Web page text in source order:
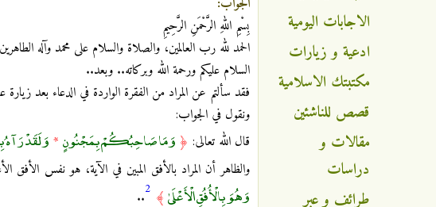
بِسْمِ اللهِ الرَّحْمَنِ الرَّحِيمِ
الحمد لله رب العالمين، والصلاة والسلام على محمد وآله
السلام عليكم ورحمة الله وبركاته.. وبعد..
فقد سألتم عن المراد من الفقرة الواردة في الدعاء بعد زيارة
ونقول في الجواب:
قال الله تعالى: ﴿ وَمَا صَاحِبُكُمْ بِمَجْنُونٍ * وَلَقَدْ رَآهُ
والظاهر أن المراد بالأفق المبين في الآية، هو نفس الأفق
وَهُوَ بِالْأُفُقِ الْأَعْلَىٰ ﴾ 2
..
الاجابات اليومية
ادعية و زيارات
مكتبتك الاسلامية
قصص للناشئين
مقالات و
دراسات
طرائف و عبر